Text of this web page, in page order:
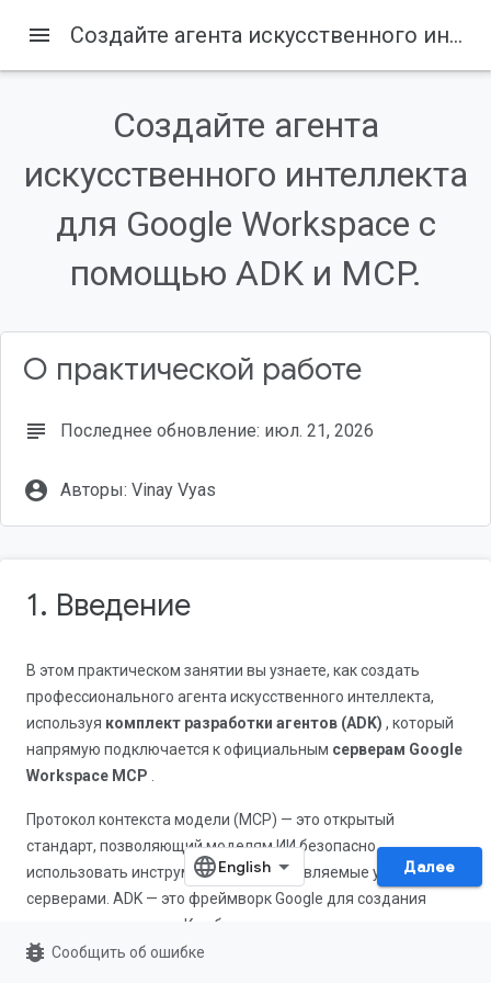
Содержание
Что вы будете делать
Что вам понадобится
2. Прежде чем начать
Создайте или выберите проект Google Cloud.
menu Создайте агента искусственного интеллекта для Google Workspace с помощью ADK и MCP.
Создайте агента
искусственного интеллекта
для Google Workspace с
помощью ADK и MCP.
О практической работе
subject Последнее обновление: июл. 21, 2026
account_circle Авторы: Vinay Vyas
1. Введение
В этом практическом занятии вы узнаете, как создать
профессионального агента искусственного интеллекта,
используя комплект разработки агентов (ADK) , который
напрямую подключается к официальным серверам Google
Workspace MCP
Протокол контекста модели (MCP) — это открытый
стандарт, позволяющий моделям ИИ безопасно
использовать инструменты, предоставляемые удаленными
серверами. ADK — это фреймворк Google для создания
автономных агентов. Комбинируя их, вы можете создавать
высоконастраиваемых агентов, основанных на ваших
Далее
bug_report Сообщить об ошибке